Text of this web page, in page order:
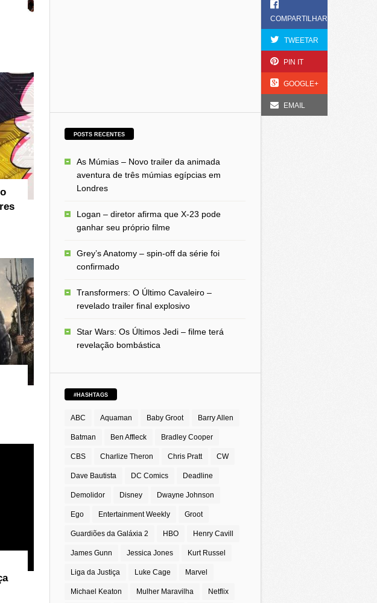
COMPARTILHAR
TWEETAR
PIN IT
GOOGLE+
EMAIL
POSTS RECENTES
As Múmias – Novo trailer da animada
aventura de três múmias egípcias em
Londres
Logan – diretor afirma que X-23 pode
ganhar seu próprio filme
Grey’s Anatomy – spin-off da série foi
confirmado
Transformers: O Último Cavaleiro –
revelado trailer final explosivo
Star Wars: Os Últimos Jedi – filme terá
revelação bombástica
#HASHTAGS
ABC Aquaman Baby Groot Barry Allen
Batman Ben Affleck Bradley Cooper
CBS Charlize Theron Chris Pratt CW
Dave Bautista DC Comics Deadline
Demolidor Disney Dwayne Johnson
Ego Entertainment Weekly Groot
Guardiões da Galáxia 2 HBO Henry Cavill
James Gunn Jessica Jones Kurt Russel
Liga da Justiça Luke Cage Marvel
Michael Keaton Mulher Maravilha Netflix